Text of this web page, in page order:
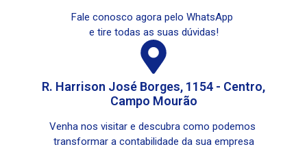
Fale conosco agora pelo WhatsApp
e tire todas as suas dúvidas!
R. Harrison José Borges, 1154 - Centro,
Campo Mourão
Venha nos visitar e descubra como podemos
transformar a contabilidade da sua empresa